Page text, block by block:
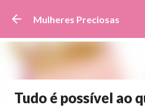
Pular para o
Mulheres Preciosas
Tudo é possível ao